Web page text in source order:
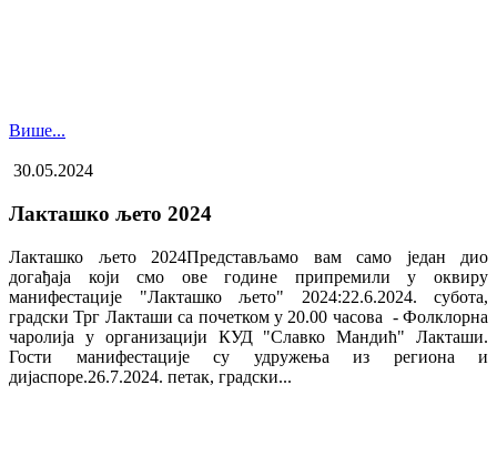
Више...
30.05.2024
Лакташко љето 2024
Лакташко љето 2024Представљамо вам само један дио
догађаја који смо ове године припремили у оквиру
манифестације "Лакташко љето" 2024:22.6.2024. субота,
градски Трг Лакташи са почетком у 20.00 часова - Фолклорна
чаролија у организацији КУД "Славко Мандић" Лакташи.
Гости манифестације су удружења из региона и
дијаспоре.26.7.2024. петак, градски...